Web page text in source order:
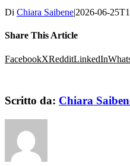
Di Chiara Saibene|2026-06-
Share This Article
FacebookXRedditLinkedIn
Scritto da: Chiara